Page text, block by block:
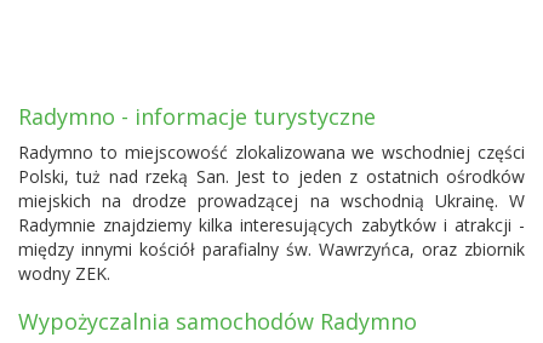
Radymno - informacje turystyczne
Radymno to miejscowość zlokalizowana we wschodniej części
Polski, tuż nad rzeką San. Jest to jeden z ostatnich ośrodków
miejskich na drodze prowadzącej na wschodnią Ukrainę. W
Radymnie znajdziemy kilka interesujących zabytków i atrakcji -
między innymi kościół parafialny św. Wawrzyńca, oraz zbiornik
wodny ZEK.
Wypożyczalnia samochodów Radymno